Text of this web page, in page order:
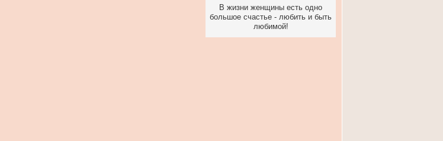
В жизни женщины есть одно
большое счастье - любить и быть
любимой!